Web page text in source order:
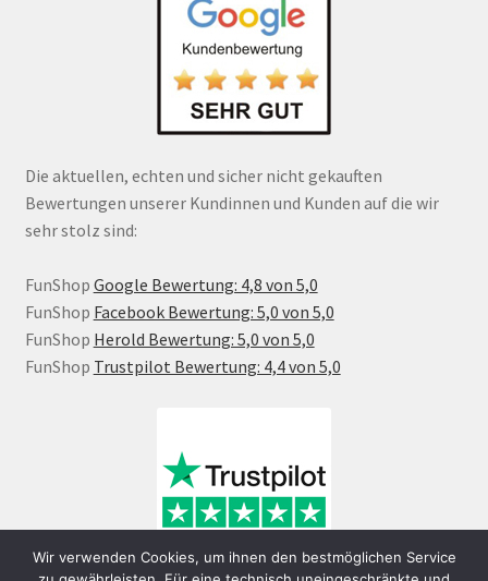
Die aktuellen, echten und sicher nicht gekauften
Bewertungen unserer Kundinnen und Kunden auf die wir
sehr stolz sind:
FunShop Google Bewertung: 4,8 von 5,0
FunShop Facebook Bewertung: 5,0 von 5,0
FunShop Herold Bewertung: 5,0 von 5,0
FunShop Trustpilot Bewertung: 4,4 von 5,0
Wir verwenden Cookies, um ihnen den bestmöglichen Service